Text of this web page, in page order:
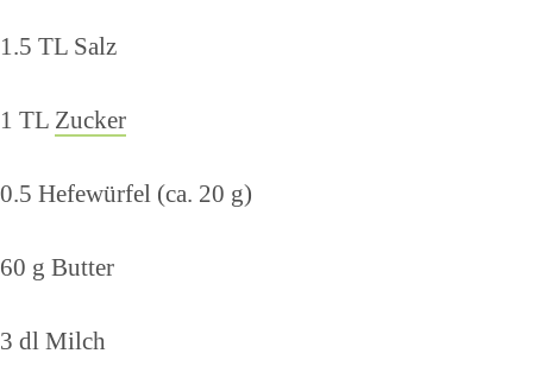
1.5 TL Salz
1 TL Zucker
0.5 Hefewürfel (ca. 20 g)
60 g Butter
3 dl Milch